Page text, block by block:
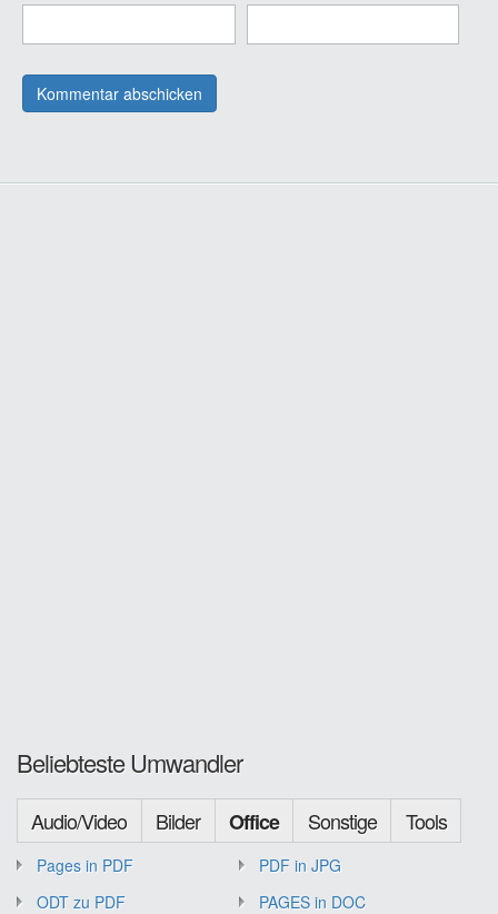
Beliebteste Umwandler
Audio/Video Bilder Office Sonstige Tools
Pages in PDF
PDF in JPG
ODT zu PDF
PAGES in DOC